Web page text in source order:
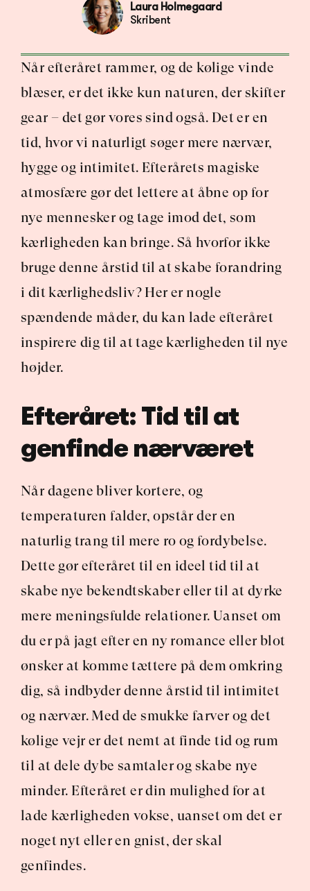
Laura Holmegaard
Skribent
Når efteråret rammer, og de kølige vinde
blæser, er det ikke kun naturen, der skifter
gear – det gør vores sind også. Det er en
tid, hvor vi naturligt søger mere nærvær,
hygge og intimitet. Efterårets magiske
atmosfære gør det lettere at åbne op for
nye mennesker og tage imod det, som
kærligheden kan bringe. Så hvorfor ikke
bruge denne årstid til at skabe forandring
i dit kærlighedsliv? Her er nogle
spændende måder, du kan lade efteråret
inspirere dig til at tage kærligheden til nye
højder.
Efteråret: Tid til at
genfinde nærværet
Når dagene bliver kortere, og
temperaturen falder, opstår der en
naturlig trang til mere ro og fordybelse.
Dette gør efteråret til en ideel tid til at
skabe nye bekendtskaber eller til at dyrke
mere meningsfulde relationer. Uanset om
du er på jagt efter en ny romance eller blot
ønsker at komme tættere på dem omkring
dig, så indbyder denne årstid til intimitet
og nærvær. Med de smukke farver og det
kølige vejr er det nemt at finde tid og rum
til at dele dybe samtaler og skabe nye
minder. Efteråret er din mulighed for at
lade kærligheden vokse, uanset om det er
noget nyt eller en gnist, der skal
genfindes.